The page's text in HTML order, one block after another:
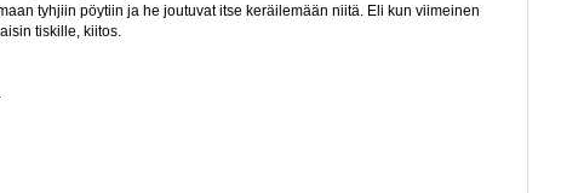
tyhjiin pöytiin ja he joutuvat itse keräilemään niitä. Eli kun viimeinen
tiskille, kiitos.